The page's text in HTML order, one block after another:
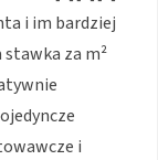
i im bardziej
za m²
i